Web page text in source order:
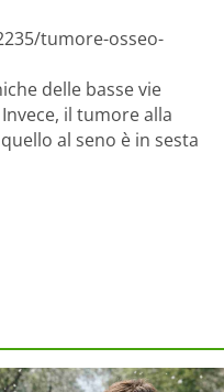
tumore-osseo-
delle basse vie
il tumore alla
al seno è in sesta